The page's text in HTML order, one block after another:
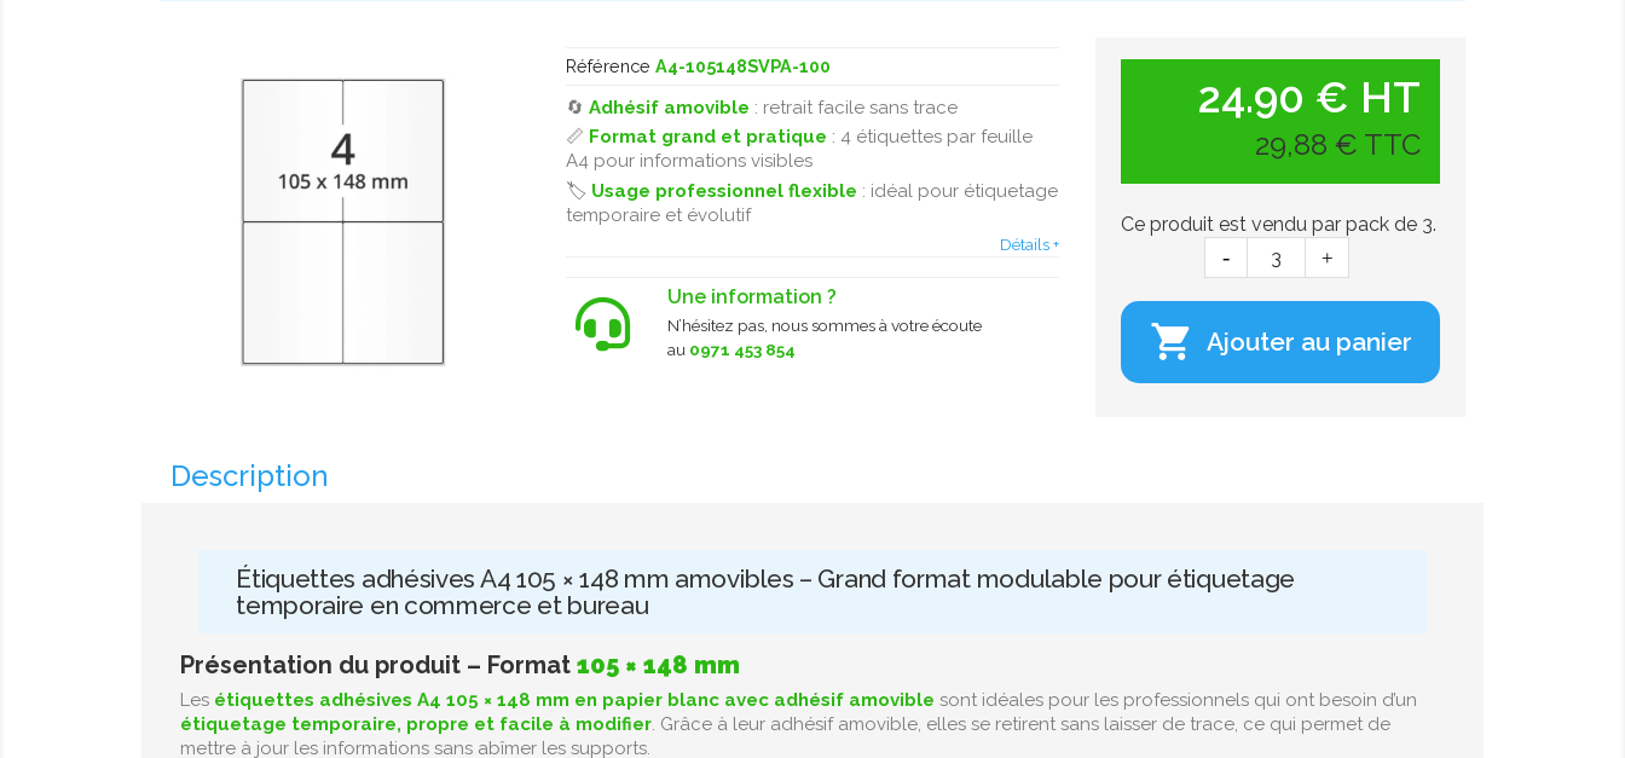
Référence A4-105148SVPA-100
🔄 Adhésif amovible : retrait facile sans trace
📏 Format grand et pratique : 4 étiquettes par feuille
A4 pour informations visibles
🏷️ Usage professionnel flexible : idéal pour étiquetage
temporaire et évolutif
Détails +
Une information ?
N’hésitez pas, nous sommes à votre écoute
au 0971 453 854
24.90 € HT
29,88 € TTC
Ce produit est vendu par pack de 3.
 Ajouter au panier
Description
Étiquettes adhésives A4 105 × 148 mm amovibles – Grand format modulable pour étiquetage
temporaire en commerce et bureau
Présentation du produit – Format 105 × 148 mm
Les étiquettes adhésives A4 105 × 148 mm en papier blanc avec adhésif amovible sont idéales pour les professionnels qui ont besoin d’un
étiquetage temporaire, propre et facile à modifier. Grâce à leur adhésif amovible, elles se retirent sans laisser de trace, ce qui permet de
mettre à jour les informations sans abîmer les supports.